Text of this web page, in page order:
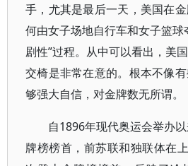
手，尤其是最后一天，美国在
何由女子场地自行车和女子篮球
剧性”过程。从中可以看出，美
交椅是非常在意的。根本不像
够强大自信，对金牌数无所谓。
自1896年现代奥运会举办
牌榜榜首，前苏联和独联体在